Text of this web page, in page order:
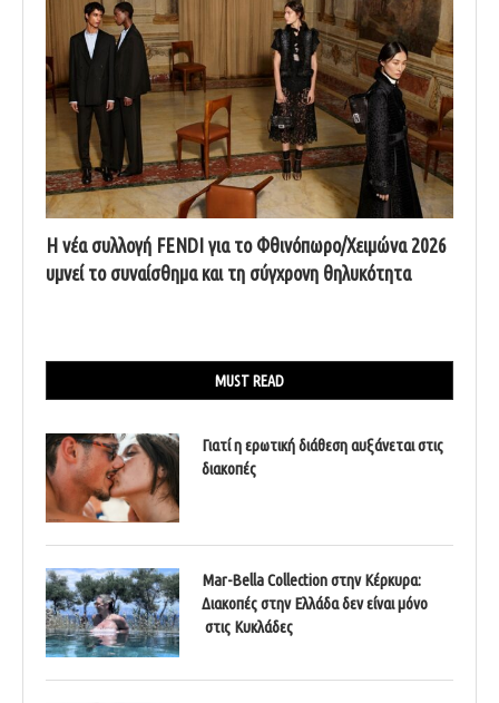
Η νέα συλλογή FENDI για το Φθινόπωρο/Χειμώνα 2026
υμνεί το συναίσθημα και τη σύγχρονη θηλυκότητα
MUST READ
Γιατί η ερωτική διάθεση αυξάνεται στις
διακοπές
Mar-Bella Collection στην Κέρκυρα:
Διακοπές στην Ελλάδα δεν είναι μόνο
στις Κυκλάδες